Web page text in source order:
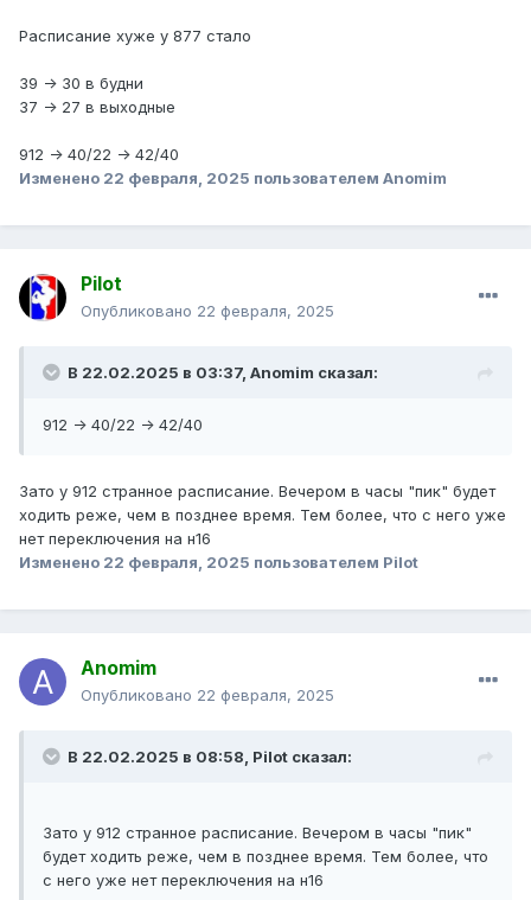
Расписание хуже у 877 стало
39 -> 30 в будни
37 -> 27 в выходные
912 -> 40/22 -> 42/40
Изменено 22 февраля, 2025 пользователем Anomim
Pilot
Опубликовано 22 февраля, 2025
В 22.02.2025 в 03:37, Anomim сказал:
912 -> 40/22 -> 42/40
Зато у 912 странное расписание. Вечером в часы "пик" будет
ходить реже, чем в позднее время. Тем более, что с него уже
нет переключения на н16
Изменено 22 февраля, 2025 пользователем Pilot
Anomim
Опубликовано 22 февраля, 2025
В 22.02.2025 в 08:58, Pilot сказал:
Зато у 912 странное расписание. Вечером в часы "пик"
будет ходить реже, чем в позднее время. Тем более, что
с него уже нет переключения на н16